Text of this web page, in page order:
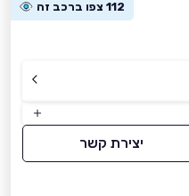
112 צפו ברכב זה
יצירת קשר